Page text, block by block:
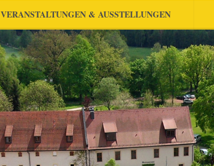
VERANSTALTUNGEN & AUSSTELLUNGEN